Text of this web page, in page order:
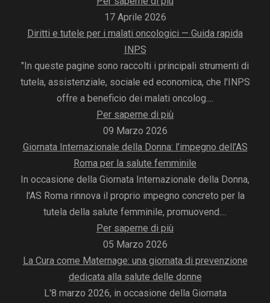
17 Aprile 2026
Diritti e tutele per i malati oncologici — Guida rapida
INPS
"In queste pagine sono raccolti i principali strumenti di
tutela, assistenziale, sociale ed economica, che l'INPS
offre a beneficio dei malati oncolog....
Per saperne di più
09 Marzo 2026
Giornata Internazionale della Donna: l’impegno dell’AS
Roma per la salute femminile
In occasione della Giornata Internazionale della Donna,
l'AS Roma rinnova il proprio impegno concreto per la
tutela della salute femminile, promuovend....
Per saperne di più
05 Marzo 2026
La Cura come Maternage: una giornata di prevenzione
dedicata alla salute delle donne
L'8 marzo 2026, in occasione della Giornata